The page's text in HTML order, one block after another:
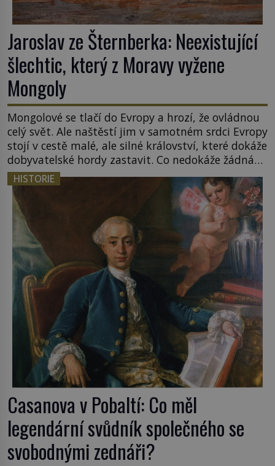
Jaroslav ze Šternberka: Neexistující
šlechtic, který z Moravy vyžene
Mongoly
Mongolové se tlačí do Evropy a hrozí, že ovládnou
celý svět. Ale naštěstí jim v samotném srdci Evropy
stojí v cestě malé, ale silné království, které dokáže
dobyvatelské hordy zastavit. Co nedokáže žádná
z asijských říší, co nedokážou Němci – to dokáže
český král. Nebo že by ne? Mongolové od roku 1223
postupují podél Kaspického a Azovského moře, […]
HISTORIE
Casanova v Pobaltí: Co měl
legendární svůdník společného se
svobodnými zednáři?